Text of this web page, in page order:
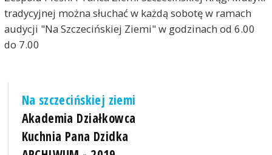
tradycyjnej można słuchać w każdą sobotę w ramach
audycji "Na Szczecińskiej Ziemi" w godzinach od 6.00
do 7.00
Na szczecińskiej ziemi
Akademia Działkowca
Kuchnia Pana Dzidka